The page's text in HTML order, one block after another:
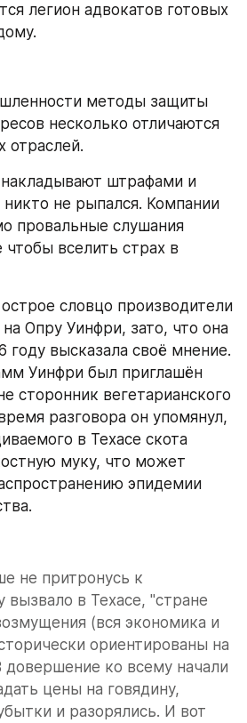
легион адвокатов готовых
методы защиты
несколько отличаются
отраслей.
штрафами и
не рыпался. Компании
провальные слушания
вселить страх в
словцо производители
Опру Уинфри, зато, что она
году высказала своё мнение.
Уинфри был приглашён
сторонник вегетарианского
разговора он упомянул,
в Техасе скота
муку, что может
эпидемии
не притронусь к
вызвало в Техасе, "стране
(вся экономика и
ориентированы на
довершение ко всему начали
цены на говядину,
и разорялись. И вот